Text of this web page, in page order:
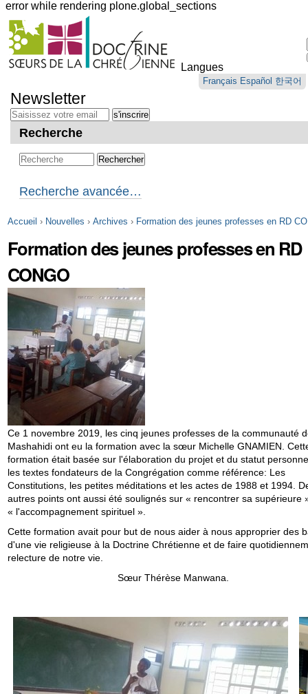
error while rendering plone.global_sections
Outils
personnels
Langues
Français Español 한국어
au
contenu.
Aller
navigation
Newsletter
Recherche
Recherche avancée…
Accueil › Nouvelles › Archives › Formation des jeunes professes en RD
Formation des jeunes professes en RD
CONGO
Ce 1 novembre 2019, les cinq jeunes professes de la communauté
Mashahidi ont eu la formation avec la sœur Michelle GNAMIEN.
formation était basée sur l'élaboration du projet et du statut
les textes fondateurs de la Congrégation comme référence: Les
Constitutions, les petites méditations et les actes de 1988 et 1994.
autres points ont aussi été soulignés sur « rencontrer sa supérieure
« l'accompagnement spirituel ».
Cette formation avait pour but de nous aider à nous approprier des
d'une vie religieuse à la Doctrine Chrétienne et de faire
relecture de notre vie.
Sœur Thérèse Manwana.